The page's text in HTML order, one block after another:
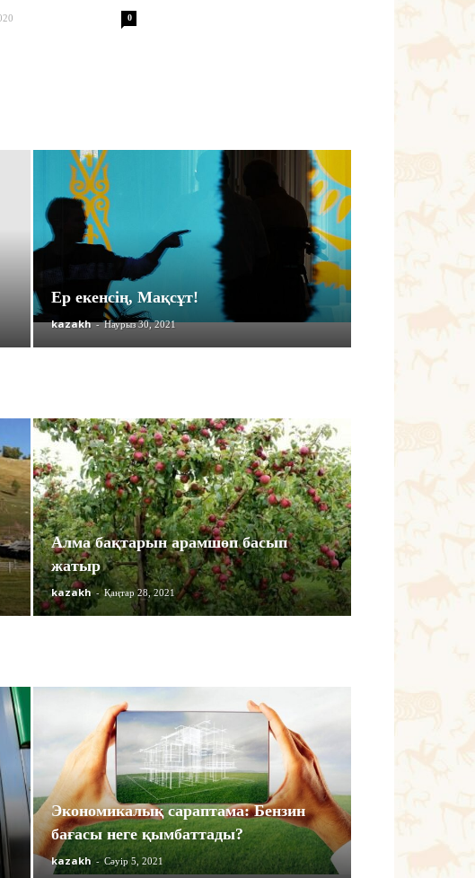
0
Ер екенсің, Мақсұт!
kazakh - Наурыз 30, 2021
Алма бақтарын арамшөп басып
жатыр
kazakh - Қаңтар 28, 2021
Экономикалық сараптама: Бензин
бағасы неге қымбаттады?
kazakh - Сәуір 5, 2021